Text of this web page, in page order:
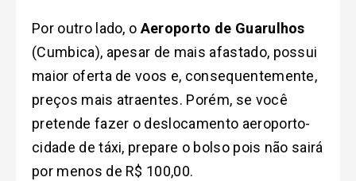
Por outro lado, oAeroporto de Guarulhos
(Cumbica), apesar de mais afastado, possui
maior oferta de voos e, consequentemente,
preços mais atraentes. Porém, se você
pretende fazer o deslocamento aeroporto-
cidade de táxi, prepare o bolso pois não sairá
por menos de R$ 100,00.